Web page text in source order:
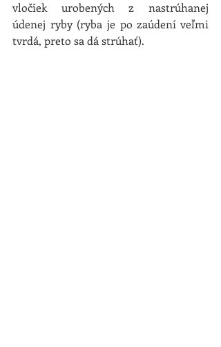
vločiek urobených z nastrúhanej
údenej ryby (ryba je po zaúdení veľmi
tvrdá, preto sa dá strúhať).